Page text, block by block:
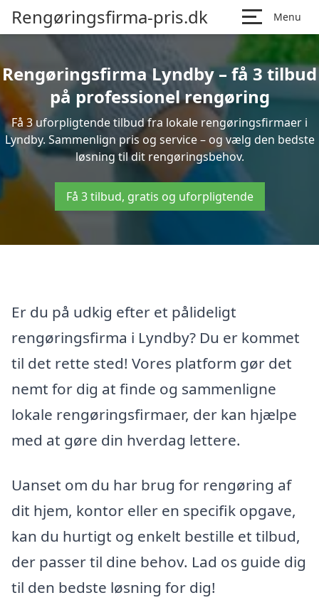
Rengøringsfirma-pris.dk Menu
Rengøringsfirma Lyndby – få 3 tilbud
på professionel rengøring
Få 3 uforpligtende tilbud fra lokale rengøringsfirmaer i
Lyndby. Sammenlign pris og service – og vælg den bedste
løsning til dit rengøringsbehov.
Få 3 tilbud, gratis og uforpligtende
Er du på udkig efter et pålideligt
rengøringsfirma i Lyndby? Du er kommet
til det rette sted! Vores platform gør det
nemt for dig at finde og sammenligne
lokale rengøringsfirmaer, der kan hjælpe
med at gøre din hverdag lettere.
Uanset om du har brug for rengøring af
dit hjem, kontor eller en specifik opgave,
kan du hurtigt og enkelt bestille et tilbud,
der passer til dine behov. Lad os guide dig
til den bedste løsning for dig!